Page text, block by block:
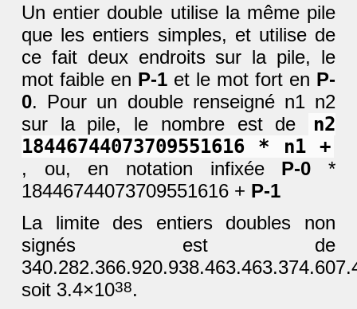
Un entier double utilise la même pile
que les entiers simples, et utilise de
ce fait deux endroits sur la pile, le
mot faible en P-1 et le mot fort en P-
0. Pour un double renseigné n1 n2
sur la pile, le nombre est de
n2
18446744073709551616 * n1 +
, ou, en notation infixée P-0 *
18446744073709551616 + P-1
La limite des entiers doubles non
signés est de
soit 3.4×1038.